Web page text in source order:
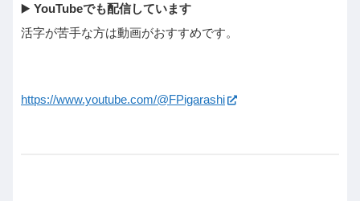
▶️ YouTubeでも配信しています
活字が苦手な方は動画がおすすめです。
https://www.youtube.com/@FPigarashi